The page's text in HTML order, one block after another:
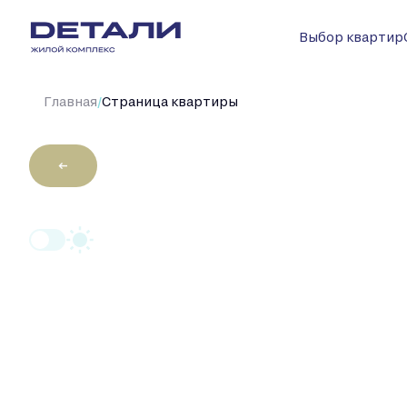
Выбор квартир
Главная/Cтраница квартиры
←
Студия